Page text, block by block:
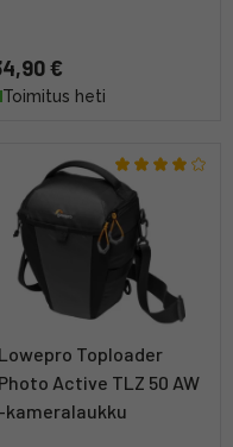
€
Toimitus heti
Lowepro Toploader
Photo Active TLZ 50 AW
-kameralaukku